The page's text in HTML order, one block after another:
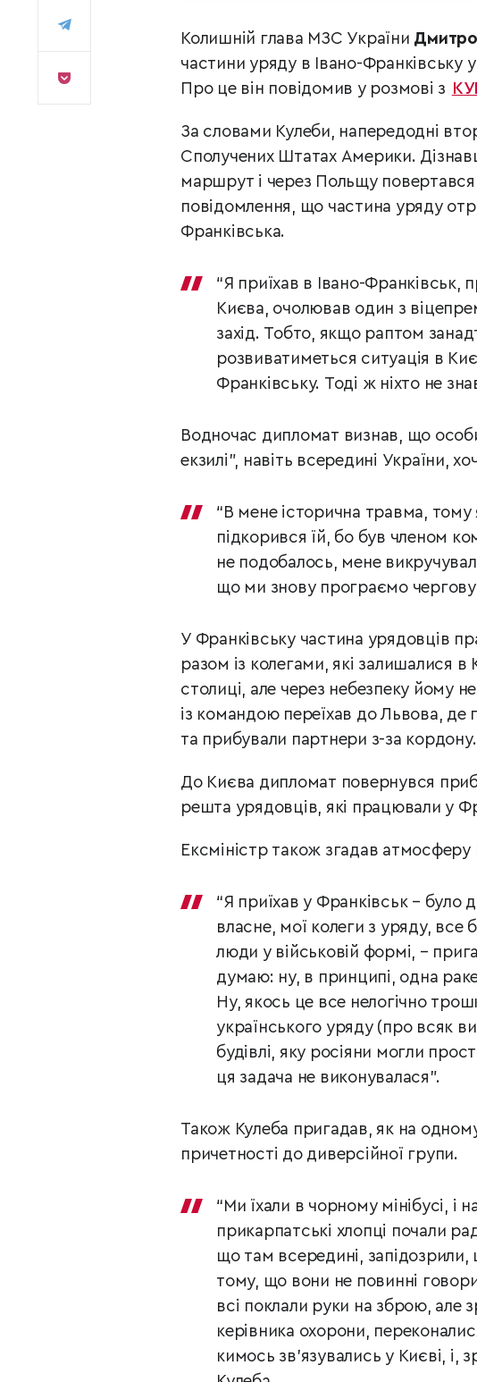
Колишній глава МЗС України
частини уряду в Івано-Франківську
Про це він повідомив у розмові з
За словами Кулеби, напередодні
Сполучених Штатах Америки.
маршрут і через Польщу
повідомлення, що частина уряду
Франківська.
“Я приїхав в Івано-Франківськ,
Києва, очолював один з
захід. Тобто, якщо раптом
розвиватиметься ситуація в
Франківську. Тоді ж ніхто не
Водночас дипломат визнав, що
екзилі”, навіть всередині України,
“В мене історична травма, тому
підкорився їй, бо був членом
не подобалось, мене
що ми знову програємо чергову
У Франківську частина урядовців
разом із колегами, які залишалися
столиці, але через небезпеку йому
із командою переїхав до Львова, де
та прибували партнери з-за кордону.
До Києва дипломат повернувся
решта урядовців, які працювали у
Ексміністр також згадав атмосферу
“Я приїхав у Франківськ – було
власне, мої колеги з уряду, все
люди у військовій формі, –
думаю: ну, в принципі, одна
Ну, якось це все нелогічно
українського уряду (про всяк
будівлі, яку росіяни могли
ця задача не виконувалася”.
Також Кулеба пригадав, як на
причетності до диверсійної групи.
“Ми їхали в чорному мінібусі, і
прикарпатські хлопці почали
що там всередині,
тому, що вони не повинні
всі поклали руки на зброю, але
керівника охорони,
кимось зв’язувались у Києві,